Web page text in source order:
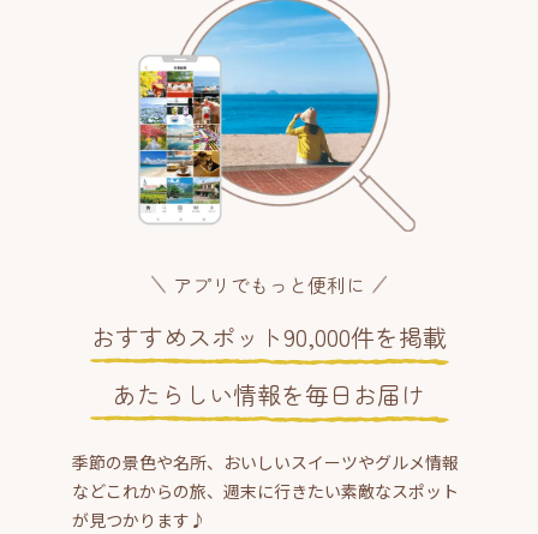
アプリでもっと便利に
おすすめスポット90,000件を掲載
あたらしい情報を毎日お届け
季節の景色や名所、おいしいスイーツやグルメ情報
などこれからの旅、週末に行きたい素敵なスポット
が見つかります♪